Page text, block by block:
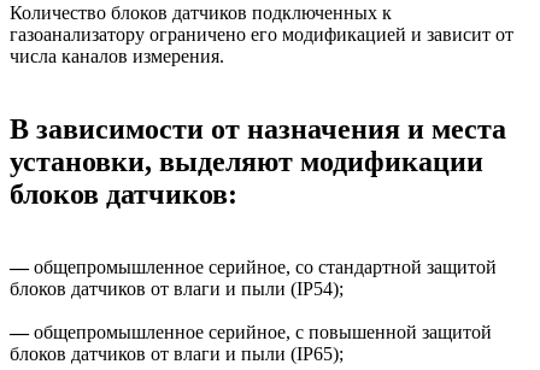
Количество блоков датчиков подключенных к
газоанализатору ограничено его модификацией и зависит от
числа каналов измерения.
В зависимости от назначения и места
установки, выделяют модификации
блоков датчиков:
—общепромышленное серийное, со стандартной защитой
блоков датчиков от влаги и пыли (IP54);
—общепромышленное серийное, с повышенной защитой
блоков датчиков от влаги и пыли (IP65);